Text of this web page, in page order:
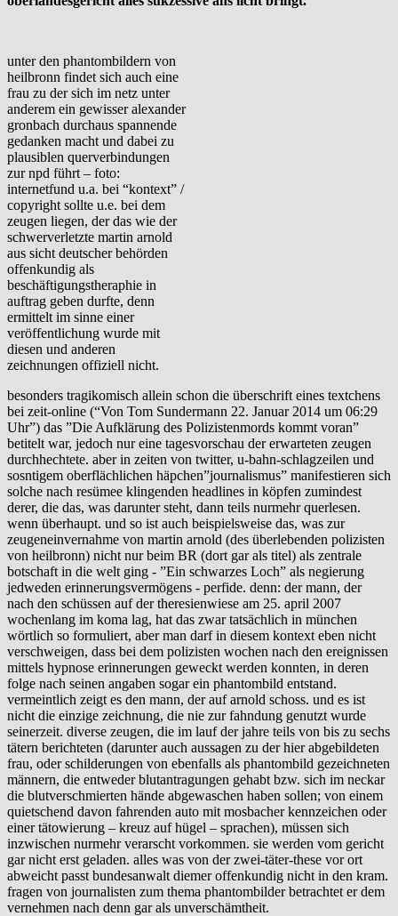
unter den phantombildern von
heilbronn findet sich auch eine
frau zu der sich im netz unter
anderem ein gewisser alexander
gronbach durchaus spannende
gedanken macht und dabei zu
plausiblen querverbindungen
zur npd führt – foto:
internetfund u.a. bei “kontext” /
copyright sollte u.e. bei dem
zeugen liegen, der das wie der
schwerverletzte martin arnold
aus sicht deutscher behörden
offenkundig als
beschäftigungstheraphie in
auftrag geben durfte, denn
ermittelt im sinne einer
veröffentlichung wurde mit
diesen und anderen
zeichnungen offiziell nicht.
besonders tragikomisch allein schon die überschrift eines textchens
bei zeit-online (“Von Tom Sundermann 22. Januar 2014 um 06:29
Uhr”) das ”Die Aufklärung des Polizistenmords kommt voran”
betitelt war, jedoch nur eine tagesvorschau der erwarteten zeugen
durchhechtete. aber in zeiten von twitter, u-bahn-schlagzeilen und
sosntigem oberflächlichen häpchen”journalismus” manifestieren sich
solche nach resümee klingenden headlines in köpfen zumindest
derer, die das, was darunter steht, dann teils nurmehr querlesen.
wenn überhaupt. und so ist auch beispielsweise das, was zur
zeugeneinvernahme von martin arnold (des überlebenden polizisten
von heilbronn) nicht nur beim BR (dort gar als titel) als zentrale
botschaft in die welt ging - ”Ein schwarzes Loch” als negierung
jedweden erinnerungsvermögens - perfide. denn: der mann, der
nach den schüssen auf der theresienwiese am 25. april 2007
wochenlang im koma lag, hat das zwar tatsächlich in münchen
wörtlich so formuliert, aber man darf in diesem kontext eben nicht
verschweigen, dass bei dem polizisten wochen nach den ereignissen
mittels hypnose erinnerungen geweckt werden konnten, in deren
folge nach seinen angaben sogar ein phantombild entstand.
vermeintlich zeigt es den mann, der auf arnold schoss. und es ist
nicht die einzige zeichnung, die nie zur fahndung genutzt wurde
seinerzeit. diverse zeugen, die im lauf der jahre teils von bis zu sechs
tätern berichteten (darunter auch aussagen zu der hier abgebildeten
frau, oder schilderungen von ebenfalls als phantombild gezeichneten
männern, die entweder blutantragungen gehabt bzw. sich im neckar
die blutverschmierten hände abgewaschen haben sollen; von einem
quietschend davon fahrenden auto mit mosbacher kennzeichen oder
einer tätowierung – kreuz auf hügel – sprachen), müssen sich
inzwischen nurmehr verarscht vorkommen. sie werden vom gericht
gar nicht erst geladen. alles was von der zwei-täter-these vor ort
abweicht passt bundesanwalt diemer offenkundig nicht in den kram.
fragen von journalisten zum thema phantombilder betrachtet er dem
vernehmen nach denn gar als unverschämtheit.